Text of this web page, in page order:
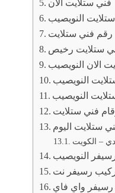
فني ستلايت الان
النويصيب
رقم فني ستلايت
ستلايت رخيص
الان النويصيب
النويصيب
النويصيب
فني ستلايت
ستلايت اليوم
– الكويت
النويصيب
رسيفر نت
رسيفر واي فاي